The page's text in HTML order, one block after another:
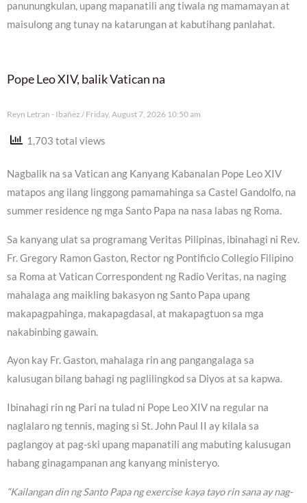
panunungkulan, upang mapanatili ang tiwala ng mamamayan at
maisulong ang tunay na katarungan at kabutihang panlahat.
Pope Leo XIV, balik Vatican na
Reyn Letran - Ibañez Friday, August 7, 2026 10:50 am
1,703 total views
Nagbalik na sa Vatican ang Kanyang Kabanalan Pope Leo XIV
matapos ang ilang linggong pamamahinga sa Castel Gandolfo, na
summer residence ng mga Santo Papa na nasa labas ng Roma.
Sa kanyang ulat sa programang Veritas Pilipinas, ibinahagi ni Rev.
Fr. Gregory Ramon Gaston, Rector ng Pontificio Collegio Filipino
sa Roma at Vatican Correspondent ng Radio Veritas, na naging
mahalaga ang maikling bakasyon ng Santo Papa upang
makapagpahinga, makapagdasal, at makapagtuon sa mga
nakabinbing gawain.
Ayon kay Fr. Gaston, mahalaga rin ang pangangalaga sa
kalusugan bilang bahagi ng paglilingkod sa Diyos at sa kapwa.
Ibinahagi rin ng Pari na tulad ni Pope Leo XIV na regular na
naglalaro ng tennis, maging si St. John Paul II ay kilala sa
paglangoy at pag-ski upang mapanatili ang mabuting kalusugan
habang ginagampanan ang kanyang ministeryo.
“Kailangan din ng Santo Papa ng exercise kaya tayo rin sana ay nag-